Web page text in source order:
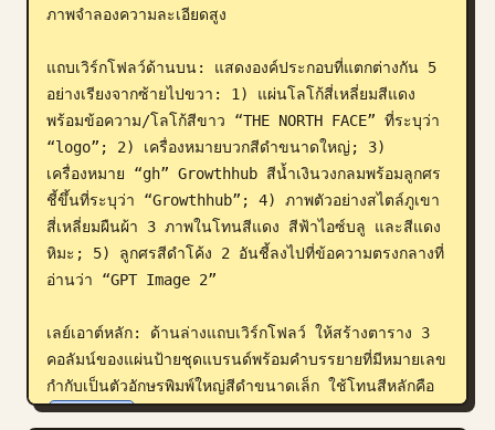
ภาพจำลองความละเอียดสูง
แถบเวิร์กโฟลว์ด้านบน: แสดงองค์ประกอบที่แตกต่างกัน 5
อย่างเรียงจากซ้ายไปขวา: 1) แผ่นโลโก้สี่เหลี่ยมสีแดง
พร้อมข้อความ/โลโก้สีขาว “THE NORTH FACE” ที่ระบุว่า
“logo”; 2) เครื่องหมายบวกสีดำขนาดใหญ่; 3)
เครื่องหมาย “gh” Growthhub สีน้ำเงินวงกลมพร้อมลูกศร
ชี้ขึ้นที่ระบุว่า “Growthhub”; 4) ภาพตัวอย่างสไตล์ภูเขา
สี่เหลี่ยมผืนผ้า 3 ภาพในโทนสีแดง สีฟ้าไอซ์บลู และสีแดง
หิมะ; 5) ลูกศรสีดำโค้ง 2 อันชี้ลงไปที่ข้อความตรงกลางที่
อ่านว่า “GPT Image 2”
เลย์เอาต์หลัก: ด้านล่างแถบเวิร์กโฟลว์ ให้สร้างตาราง 3
คอลัมน์ของแผ่นป้ายชุดแบรนด์พร้อมคำบรรยายที่มีหมายเลข
กำกับเป็นตัวอักษรพิมพ์ใหญ่สีดำขนาดเล็ก ใช้โทนสีหลักคือ
deep red , สีขาว, สีดำ, สีเทาหิมะ และภาพถ่ายภูเขา